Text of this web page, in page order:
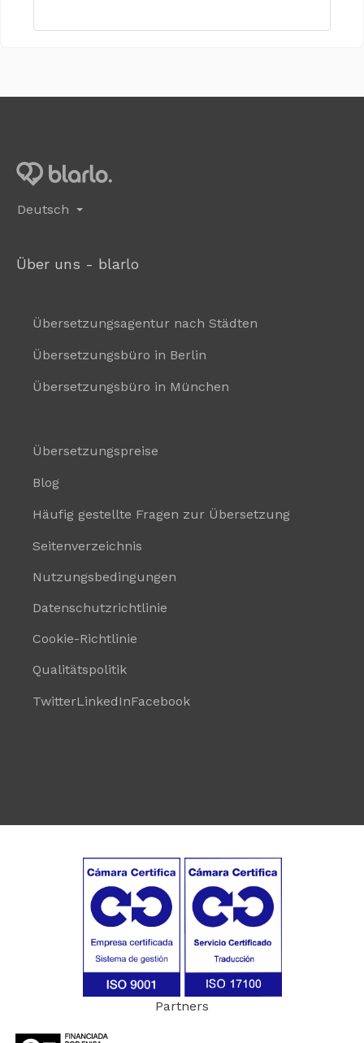
Deutsch
Über uns - blarlo
Übersetzungsagentur nach Städten
Übersetzungsbüro in Berlin
Übersetzungsbüro in München
Übersetzungspreise
Blog
Häufig gestellte Fragen zur Übersetzung
Seitenverzeichnis
Nutzungsbedingungen
Datenschutzrichtlinie
Cookie-Richtlinie
Qualitätspolitik
TwitterLinkedInFacebook
Partners